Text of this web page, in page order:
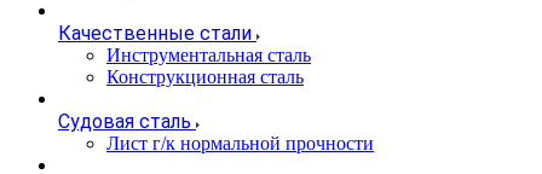
Качественные стали
Инструментальная сталь
Конструкционная сталь
Судовая сталь
Лист г/к нормальной прочности